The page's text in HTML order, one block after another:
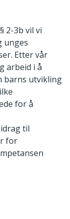
2-3b vil vi
unges
Etter vår
arbeid i å
barns utvikling
for å
til
for